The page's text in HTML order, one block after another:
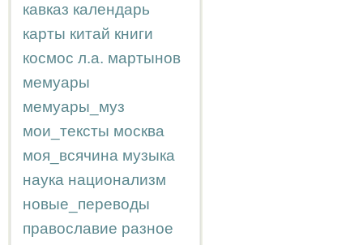
кавказ календарь
карты китай книги
космос л.а. мартынов
мемуары
мемуары_муз
мои_тексты москва
моя_всячина музыка
наука национализм
новые_переводы
православие разное